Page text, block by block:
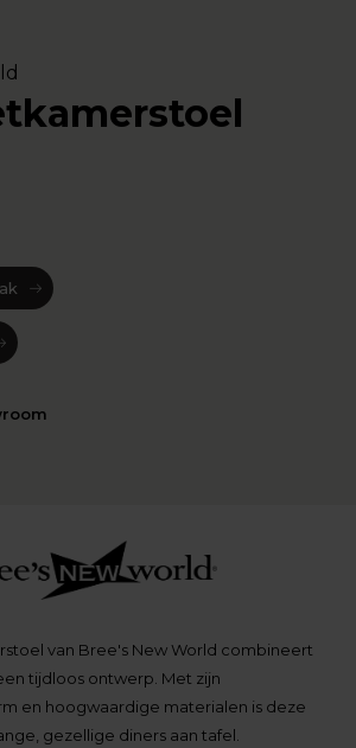
van Bree's New World combineert
tijdloos ontwerp. Met zijn
en hoogwaardige materialen is deze
gezellige diners aan tafel.